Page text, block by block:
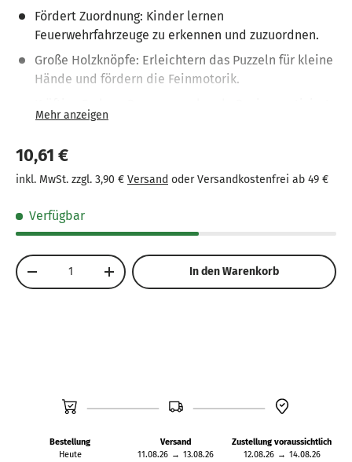
Fördert Zuordnung: Kinder lernen
Feuerwehrfahrzeuge zu erkennen und zuzuordnen.
Große Holzknöpfe: Erleichtern das Puzzeln für kleine
Hände und fördern die Feinmotorik.
Kinder, sich mit dem Puzzle zu beschäftigen.
Material: Robustes Sperrholz für lange Spielzeit und
Stabilität.
einfach zu handhaben.
10,61 €
inkl. MwSt. zzgl. 3,90 € Versand oder Versandkostenfrei ab 49 €
Verfügbar
Anzahl
-
+ In den Warenkorb
Bestellung
Heute
Versand
11.08.26 → 13.08.26
Zustellung voraussichtlich
12.08.26 → 14.08.26